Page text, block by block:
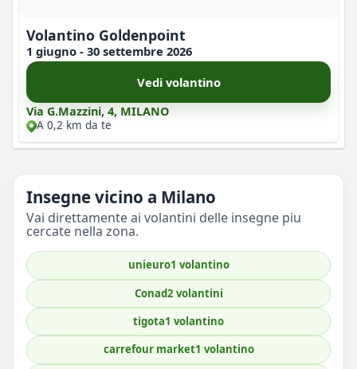
Volantino Goldenpoint
1 giugno - 30 settembre 2026
Vedi volantino
Via G.Mazzini, 4, MILANO
A 0,2 km da te
Insegne vicino a Milano
Vai direttamente ai volantini delle insegne piu
cercate nella zona.
unieuro1 volantino
Conad2 volantini
tigota1 volantino
carrefour market1 volantino